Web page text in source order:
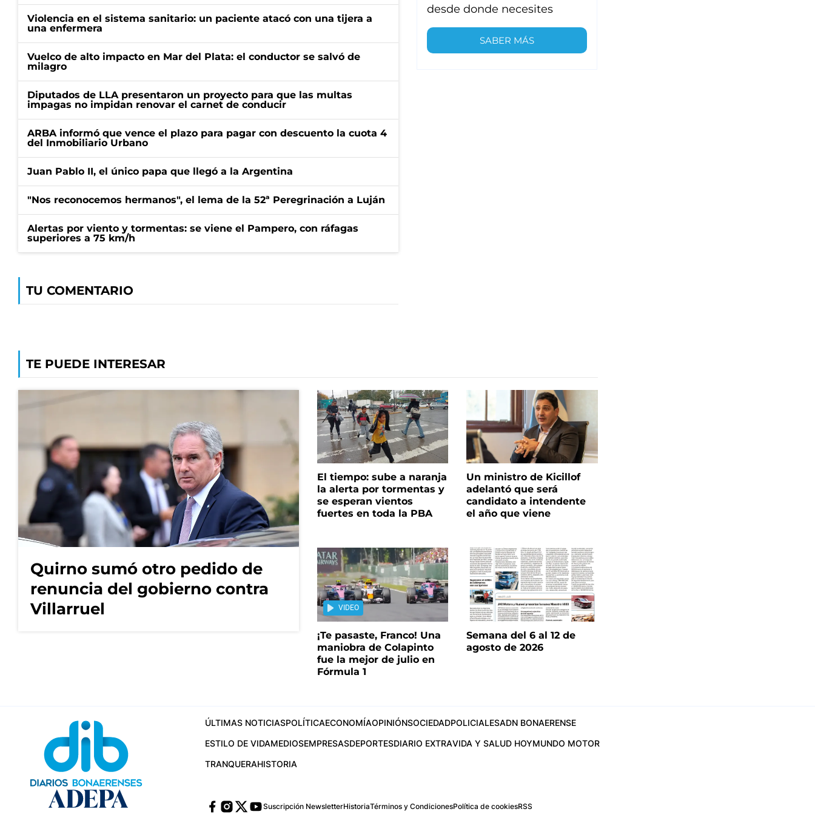
Violencia en el sistema sanitario: un paciente atacó con una tijera a
una enfermera
Vuelco de alto impacto en Mar del Plata: el conductor se salvó de
milagro
Diputados de LLA presentaron un proyecto para que las multas
impagas no impidan renovar el carnet de conducir
ARBA informó que vence el plazo para pagar con descuento la cuota 4
del Inmobiliario Urbano
Juan Pablo II, el único papa que llegó a la Argentina
"Nos reconocemos hermanos", el lema de la 52ª Peregrinación a Luján
Alertas por viento y tormentas: se viene el Pampero, con ráfagas
superiores a 75 km/h
TU COMENTARIO
desde donde necesites
SABER MÁS
TE PUEDE INTERESAR
Quirno sumó otro pedido de
renuncia del gobierno contra
Villarruel
El tiempo: sube a naranja
la alerta por tormentas y
se esperan vientos
fuertes en toda la PBA
Un ministro de Kicillof
adelantó que será
candidato a intendente
el año que viene
VIDEO
¡Te pasaste, Franco! Una
maniobra de Colapinto
fue la mejor de julio en
Fórmula 1
Semana del 6 al 12 de
agosto de 2026
ÚLTIMAS NOTICIASPOLÍTICAECONOMÍAOPINIÓNSOCIEDADPOLICIALESADN BONAERENSE
ESTILO DE VIDAMEDIOSEMPRESASDEPORTESDIARIO EXTRAVIDA Y SALUD HOYMUNDO MOTOR
TRANQUERAHISTORIA
Suscripción NewsletterHistoriaTérminos y CondicionesPolítica de cookiesRSS